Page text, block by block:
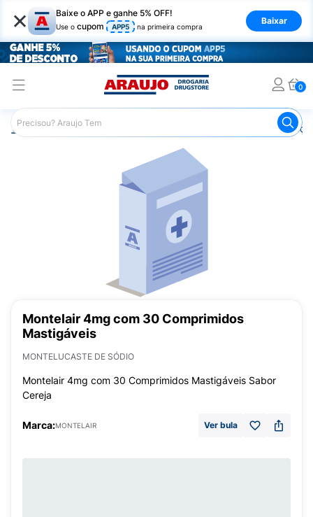
× Baixe o APP e ganhe 5% OFF!
Use o cupom APP5 na primeira compra
Baixar
0
Araujo Medicamentos Remédios para Alergias e
Montelair 4mg com 30 Comprimidos
Mastigáveis
MONTELUCASTE DE SÓDIO
Montelair 4mg com 30 Comprimidos Mastigáveis Sabor
Cereja
Marca:MONTELAIR Ver bula